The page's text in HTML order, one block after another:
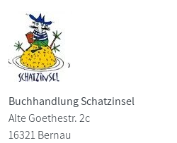
Buchhandlung Schatzinsel
Alte Goethestr. 2c
16321 Bernau